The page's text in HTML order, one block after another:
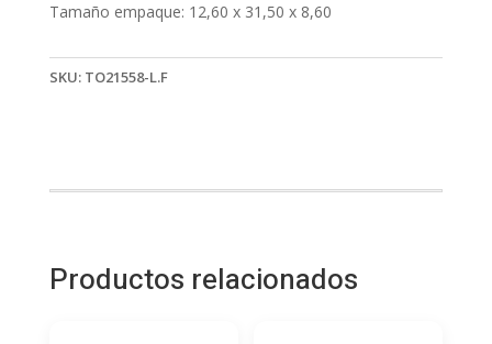
Tamaño empaque: 12,60 x 31,50 x 8,60
SKU: TO21558-L.F
Productos relacionados